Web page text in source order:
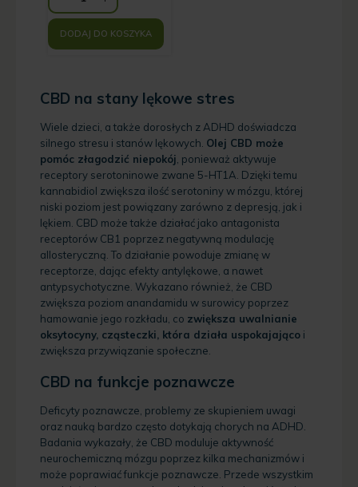
DODAJ DO KOSZYKA
CBD na stany lękowe stres
Wiele dzieci, a także dorosłych z ADHD doświadcza
silnego stresu i stanów lękowych. Olej CBD może
pomóc złagodzić niepokój , ponieważ aktywuje
receptory serotoninowe zwane 5-HT1A. Dzięki temu
kannabidiol zwiększa ilość serotoniny w mózgu, której
niski poziom jest powiązany zarówno z depresją, jak i
lękiem. CBD może także działać jako antagonista
receptorów CB1 poprzez negatywną modulację
allosteryczną. To działanie powoduje zmianę w
receptorze, dając efekty antylękowe, a nawet
antypsychotyczne. Wykazano również, że CBD
zwiększa poziom anandamidu w surowicy poprzez
hamowanie jego rozkładu, co zwiększa uwalnianie
oksytocyny, cząsteczki, która działa uspokajająco i
zwiększa przywiązanie społeczne.
CBD na funkcje poznawcze
Deficyty poznawcze, problemy ze skupieniem uwagi
oraz nauką bardzo często dotykają chorych na ADHD.
Badania wykazały, że CBD moduluje aktywność
neurochemiczną mózgu poprzez kilka mechanizmów i
może poprawiać funkcje poznawcze. Przede wszystkim